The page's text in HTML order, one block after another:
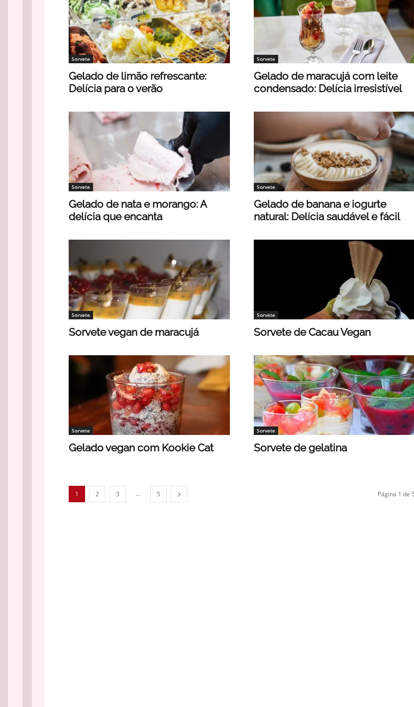
Sorvete
Gelado de limão refrescante:
Delícia para o verão
Sorvete
Gelado de maracujá com leite
condensado: Delícia irresistível
Sorvete
Gelado de nata e morango: A
delícia que encanta
Sorvete
Gelado de banana e iogurte
natural: Delícia saudável e fácil
Sorvete
Sorvete vegan de maracujá
Sorvete
Sorvete de Cacau Vegan
Sorvete
Gelado vegan com Kookie Cat
Sorvete
Sorvete de gelatina
1 2 3 ... 5 Página 1 de 5